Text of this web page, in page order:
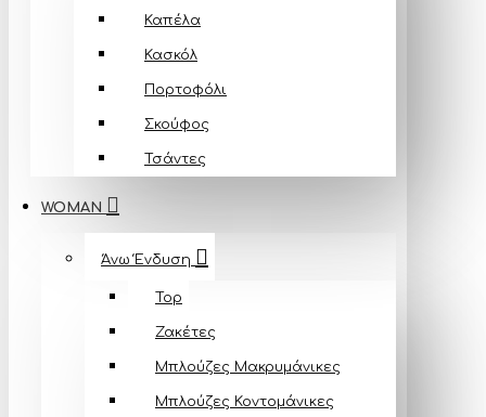
Καπέλα
Κασκόλ
Πορτοφόλι
Σκούφος
Τσάντες
WOMAN
Άνω Ένδυση
Top
Ζακέτες
Μπλούζες Mακρυμάνικες
Μπλούζες Κοντομάνικες